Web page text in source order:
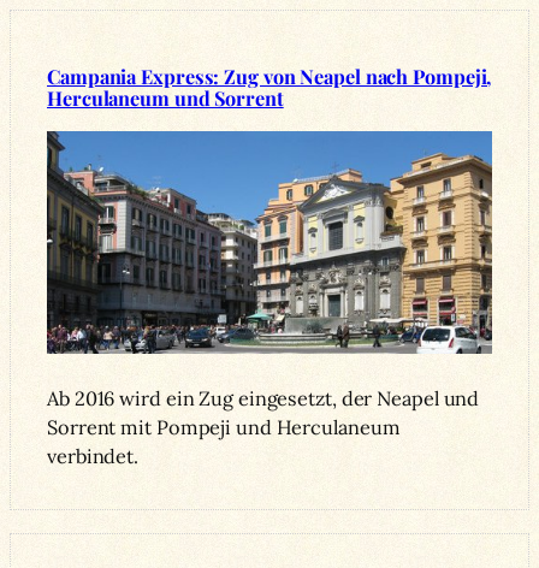
Campania Express: Zug von Neapel nach Pompeji,
Herculaneum und Sorrent
Ab 2016 wird ein Zug eingesetzt, der Neapel und
Sorrent mit Pompeji und Herculaneum
verbindet.